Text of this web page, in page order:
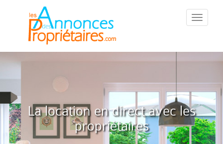
::Menu::
La location en direct avec les
propriétaires